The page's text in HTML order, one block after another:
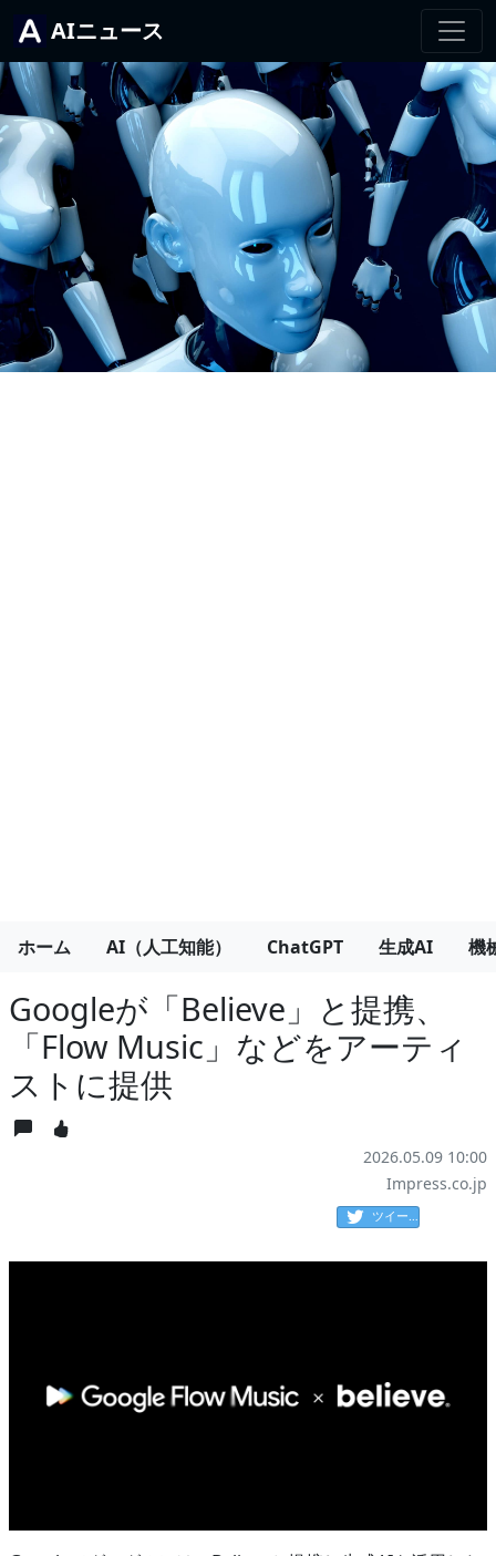
AIニュース
ホーム AI（人工知能） ChatGPT 生成AI 機
Googleが「Believe」と提携、
「Flow Music」などをアーティ
ストに提供
2026.05.09 10:00
Impress.co.jp
ツイート